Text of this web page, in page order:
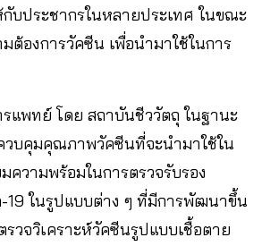
บประชากรในหลายประเทศ ในขณะ
ต้องการวัคซีน เพื่อนำมาใช้ในการ
แพทย์ โดย สถาบันชีววัตถุ ในฐานะ
วบคุมคุณภาพวัคซีนที่จะนำมาใช้ใน
ความพร้อมในการตรวจรับรอง
ในรูปแบบต่าง ๆ ที่มีการพัฒนาขึ้น
วจวิเคราะห์วัคซีนรูปแบบเชื้อตาย